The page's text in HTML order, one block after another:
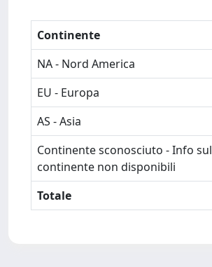
Continente
NA - Nord America
EU - Europa
AS - Asia
Continente sconosciuto - Info sul
continente non disponibili
Totale